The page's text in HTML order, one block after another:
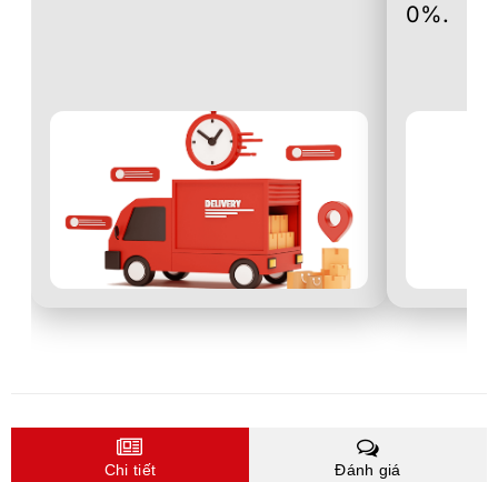
0%.
Chi tiết Đánh giá